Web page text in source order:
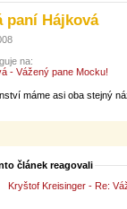
paní Hájková
na:
- Vážený pane Mocku!
máme asi oba stejný
článek reagovali
Kryštof Kreisinger - Re: